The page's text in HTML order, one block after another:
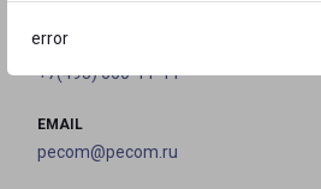
error
ТЕЛЕФОН
+7(495) 660-11-11
EMAIL
pecom@pecom.ru